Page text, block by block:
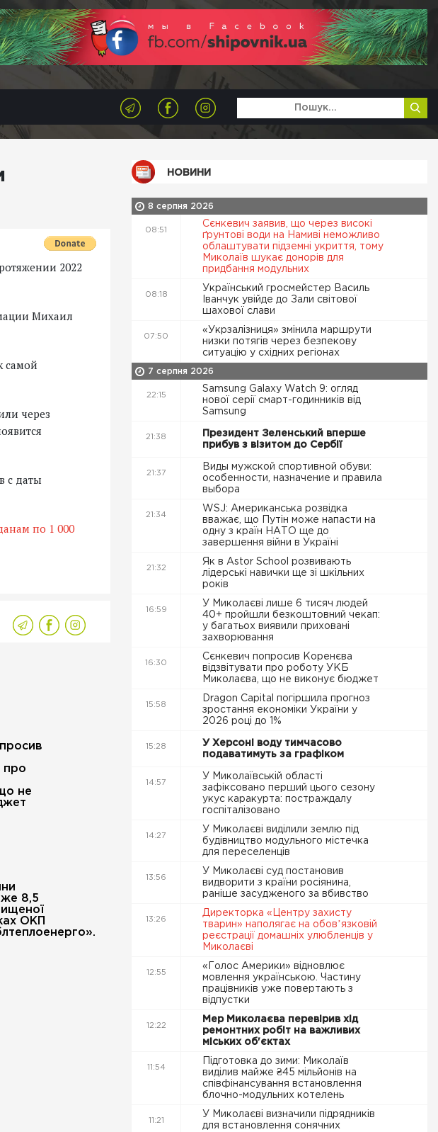
2022
Михаил
самой
через
с даты
по 1 000
про
не
8,5
ОКП
НОВИНИ
8 серпня 2026
08:51
Сєнкевич заявив, що через високі
ґрунтові води на Намиві неможливо
облаштувати підземні укриття, тому
Миколаїв шукає донорів для
придбання модульних
08:18
Український гросмейстер Василь
Іванчук увійде до Зали світової
шахової слави
07:50
«Укрзалізниця» змінила маршрути
низки потягів через безпекову
ситуацію у східних регіонах
7 серпня 2026
22:15
Samsung Galaxy Watch 9: огляд
нової серії смарт-годинників від
Samsung
21:38
Президент Зеленський вперше
прибув з візитом до Сербії
21:37
Виды мужской спортивной обуви:
особенности, назначение и правила
выбора
21:34
WSJ: Американська розвідка
вважає, що Путін може напасти на
одну з країн НАТО ще до
завершення війни в Україні
21:32
Як в Astor School розвивають
лідерські навички ще зі шкільних
років
16:59
У Миколаєві лише 6 тисяч людей
40+ пройшли безкоштовний чекап:
у багатьох виявили приховані
захворювання
16:30
Сєнкевич попросив Коренєва
відзвітувати про роботу УКБ
Миколаєва, що не виконує бюджет
15:58
Dragon Capital погіршила прогноз
зростання економіки України у
2026 році до 1%
15:28
У Херсоні воду тимчасово
подаватимуть за графіком
14:57
У Миколаївській області
зафіксовано перший цього сезону
укус каракурта: постраждалу
госпіталізовано
14:27
У Миколаєві виділили землю під
будівництво модульного містечка
для переселенців
13:56
У Миколаєві суд постановив
видворити з країни росіянина,
раніше засудженого за вбивство
13:26
Директорка «Центру захисту
тварин» наполягає на обовʼязковій
реєстрації домашніх улюбленців у
Миколаєві
12:55
«Голос Америки» відновлює
мовлення українською. Частину
працівників уже повертають з
відпустки
12:22
Мер Миколаєва перевірив хід
ремонтних робіт на важливих
міських об'єктах
11:54
Підготовка до зими: Миколаїв
виділив майже ₴45 мільйонів на
співфінансування встановлення
блочно-модульних котелень
11:21
У Миколаєві визначили підрядників
для встановлення сонячних